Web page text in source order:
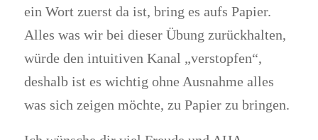
ein Wort zuerst da ist, bring es aufs Papier.
Alles was wir bei dieser Übung zurückhalten,
würde den intuitiven Kanal „verstopfen“,
deshalb ist es wichtig ohne Ausnahme alles
was sich zeigen möchte, zu Papier zu bringen.